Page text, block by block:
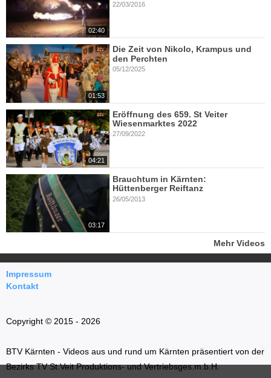
02:40
22/03/2016
01:53
Die Zeit von Nikolo, Krampus und
den Perchten
05/12/2025
04:21
Eröffnung des 659. St Veiter
Wiesenmarktes 2022
27/09/2022
03:17
Brauchtum in Kärnten:
Hüttenberger Reiftanz
26/05/2013
Mehr Videos
Impressum
Kontakt
Copyright © 2015 - 2026
BTV Kärnten - Videos aus und rund um Kärnten präsentiert von der
Bezirks TV St.Veit Produktions- und Vertriebsges.m.b.H.